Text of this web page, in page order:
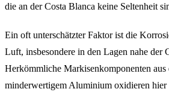
die an der Costa Blanca keine Seltenheit
Ein oft unterschätzter Faktor ist die
Luft, insbesondere in den Lagen nahe der
Herkömmliche Markisenkomponenten aus
minderwertigem Aluminium oxidieren